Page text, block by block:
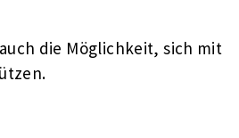
die Möglichkeit, sich mit